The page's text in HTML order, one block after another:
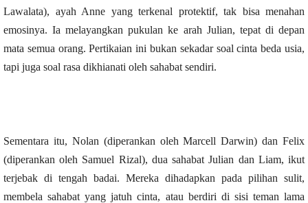
Lawalata), ayah Anne yang terkenal protektif, tak bisa menahan
emosinya. Ia melayangkan pukulan ke arah Julian, tepat di depan
mata semua orang. Pertikaian ini bukan sekadar soal cinta beda usia,
tapi juga soal rasa dikhianati oleh sahabat sendiri.
Sementara itu, Nolan (diperankan oleh Marcell Darwin) dan Felix
(diperankan oleh Samuel Rizal), dua sahabat Julian dan Liam, ikut
terjebak di tengah badai. Mereka dihadapkan pada pilihan sulit,
membela sahabat yang jatuh cinta, atau berdiri di sisi teman lama